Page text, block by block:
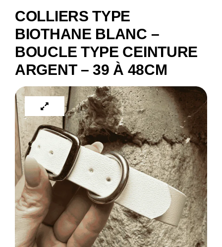
COLLIERS TYPE
BIOTHANE BLANC –
BOUCLE TYPE CEINTURE
ARGENT – 39 À 48CM